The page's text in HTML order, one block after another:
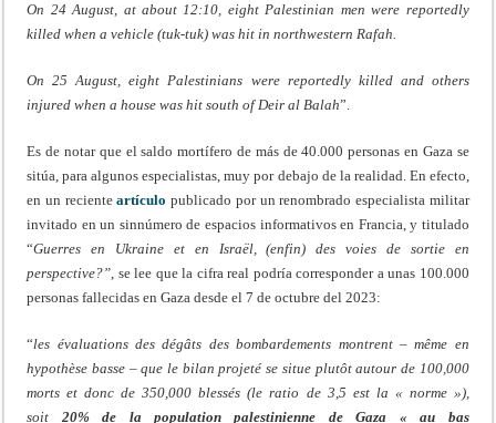
On 24 August, at about 12:10, eight Palestinian men were reportedly
killed when a vehicle (tuk-tuk) was hit in northwestern Rafah.
On 25 August, eight Palestinians were reportedly killed and others
injured when a house was hit south of Deir al Balah”.
Es de notar que el saldo mortífero de más de 40.000 personas en Gaza se
sitúa, para algunos especialistas, muy por debajo de la realidad. En efecto,
en un recienteartículo publicado por un renombrado especialista militar
invitado en un sinnúmero de espacios informativos en Francia, y titulado
“Guerres en Ukraine et en Israël, (enfin) des voies de sortie en
perspective?”, se lee que la cifra real podría corresponder a unas 100.000
personas fallecidas en Gaza desde el 7 de octubre del 2023:
“les évaluations des dégâts des bombardements montrent – même en
hypothèse basse – que le bilan projeté se situe plutôt autour de 100,000
morts et donc de 350,000 blessés (le ratio de 3,5 est la « norme »),
soit 20% de la population palestinienne de Gaza « au bas